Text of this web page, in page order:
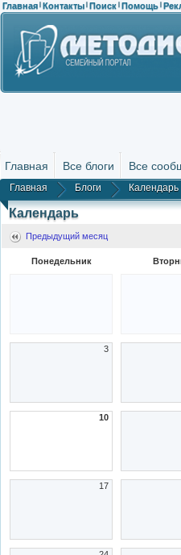
Главная | Контакты | Поиск | Помощь |
Главная Все блоги Все
Главная Блоги Календарь
Календарь
Предыдущий месяц
Понедельник
3
10
17